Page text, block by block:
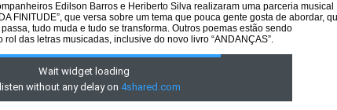
Edilson Barros e Heriberto Silva realizaram uma parceria musical
FINITUDE”, que versa sobre um tema que pouca gente gosta de abordar,
tudo muda e tudo se transforma. Outros poemas estão sendo
das letras musicadas, inclusive do novo livro “ANDANÇAS”.